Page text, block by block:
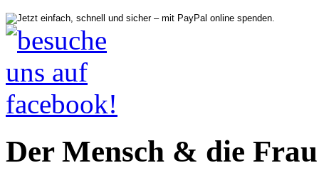
Der Mensch & die